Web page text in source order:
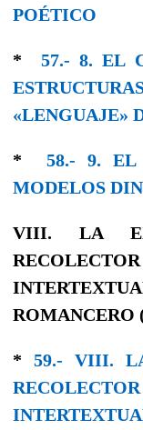
POÉTICO
* 57.- 8. EL
«LENGUAJE»
* 58.- 9. EL
MODELOS
VIII. LA
ROMANCERO
* 59.- VIII.